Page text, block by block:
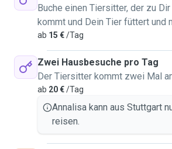
Buche einen Tiersitter, der zu Dir
kommt und Dein Tier füttert und
ab 15 €/Tag
Zwei Hausbesuche pro Tag
Der Tiersitter kommt zwei Mal
ab 20 €/Tag
Annalisa kann aus Stuttgart
reisen.